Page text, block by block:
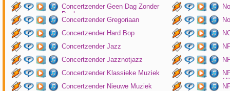
Concertzender Geen Dag Zonder
Bach
Concertzender Gregoriaan
Concertzender Hard Bop
Concertzender Jazz
Concertzender Jazznotjazz
Concertzender Klassieke Muziek
Concertzender Nieuwe Muziek